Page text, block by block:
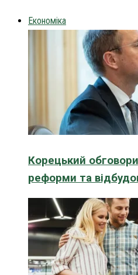
Економіка
Корецький
реформи та